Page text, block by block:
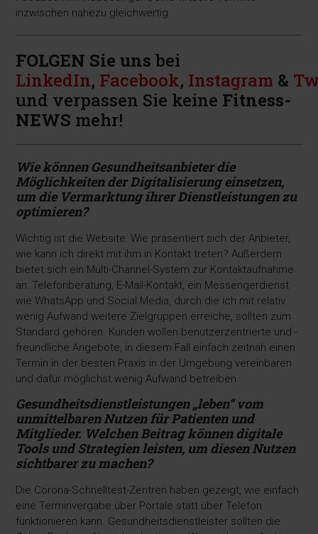
inzwischen nahezu gleichwertig.
FOLGEN Sie uns bei
LinkedIn, Facebook, Instagram &
und verpassen Sie keine Fitness-
NEWS mehr!
Wie können Gesundheitsanbieter die
Möglichkeiten der Digitalisierung einsetzen,
um die Vermarktung ihrer Dienstleistungen zu
optimieren?
Wichtig ist die Website: Wie präsentiert sich der Anbieter,
wie kann ich direkt mit ihm in Kontakt treten? Außerdem
bietet sich ein Multi-Channel-System zur Kontaktaufnahme
an: Telefonberatung, E-Mail-Kontakt, ein Messengerdienst
wie WhatsApp und Social Media, durch die ich mit relativ
wenig Aufwand weitere Zielgruppen erreiche, sollten zum
Standard gehören. Kunden wollen benutzerzentrierte und -
freundliche Angebote, in diesem Fall einfach zeitnah einen
Termin in der besten Praxis in der Umgebung vereinbaren
und dafür möglichst wenig Aufwand betreiben.
Gesundheitsdienstleistungen „leben“ vom
unmittelbaren Nutzen für Patienten und
Mitglieder. Welchen Beitrag können digitale
Tools und Strategienleisten, um diesen Nutzen
sichtbarer zu machen?
Die Corona-Schnelltest-Zentren haben gezeigt, wie einfach
eine Terminvergabe über Portale statt über Telefon
funktionieren kann. Gesundheitsdienstleister sollten die